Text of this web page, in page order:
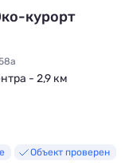
курорт
- 2,9 км
Объект проверен